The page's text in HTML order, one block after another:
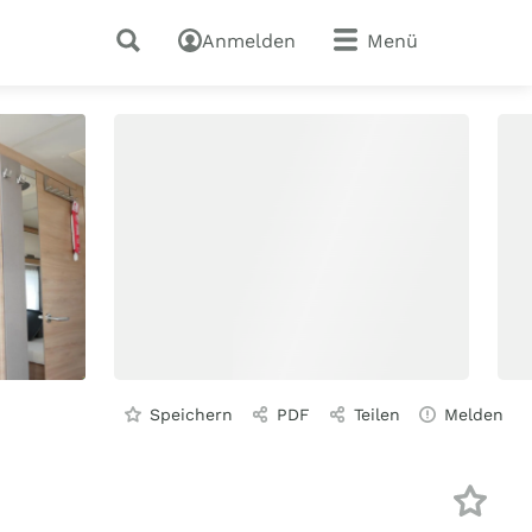
Anmelden Menü
Speichern PDF Teilen Melden